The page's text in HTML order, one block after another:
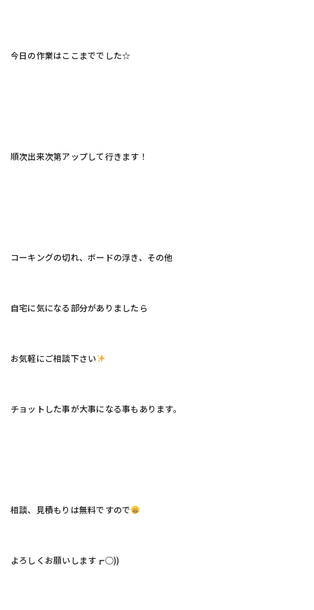
今日の作業はここまででした☆
順次出来次第アップして行きます！
コーキングの切れ、ボードの浮き、その他
自宅に気になる部分がありましたら
お気軽にご相談下さい
チョットした事が大事になる事もあります。
相談、見積もりは無料ですので
よろしくお願いします┏○))